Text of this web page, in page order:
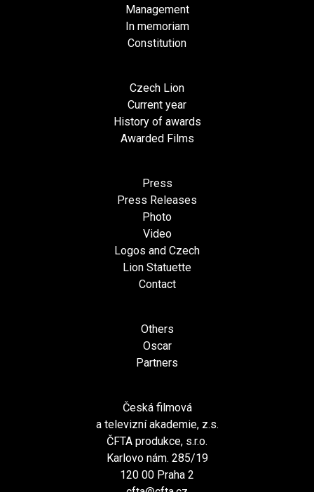
Management
In memoriam
Constitution
Czech Lion
Current year
History of awards
Awarded Films
Press
Press Releases
Photo
Video
Logos and Czech
Lion Statuette
Contact
Others
Oscar
Partners
Česká filmová
a televizní akademie, z.s.
ČFTA produkce, s.r.o.
Karlovo nám. 285/19
120 00 Praha 2